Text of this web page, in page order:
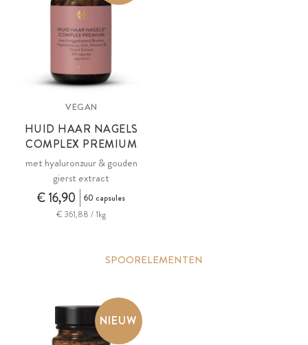
VEGAN
HUID HAAR NAGELS
COMPLEX PREMIUM
met hyaluronzuur & gouden
gierst extract
€ 16,90
60 capsules
€ 361,88 / 1kg
SPOORELEMENTEN
NIEUW